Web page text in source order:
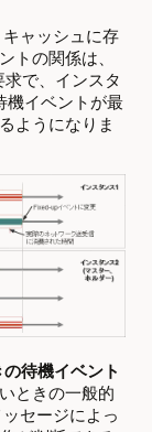
ャッシュに存
トの関係は、
で、インスタ
機イベントが最
ようになりま
待機イベント
ときの一般的
セージによっ